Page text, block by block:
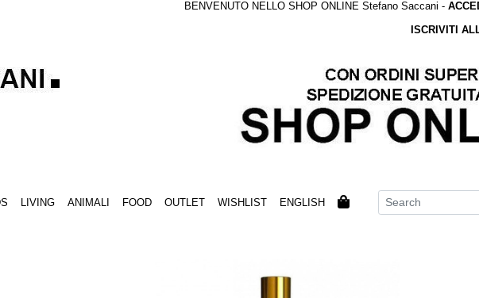
BENVENUTO NELLO SHOP ONLINE Stefano Saccani -
ISCRIVITI
LIVING ANIMALI FOOD OUTLET WISHLIST ENGLISH